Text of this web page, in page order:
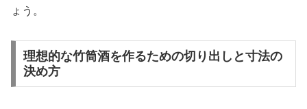
ょう。
理想的な竹筒酒を作るための切り出しと寸法の
決め方